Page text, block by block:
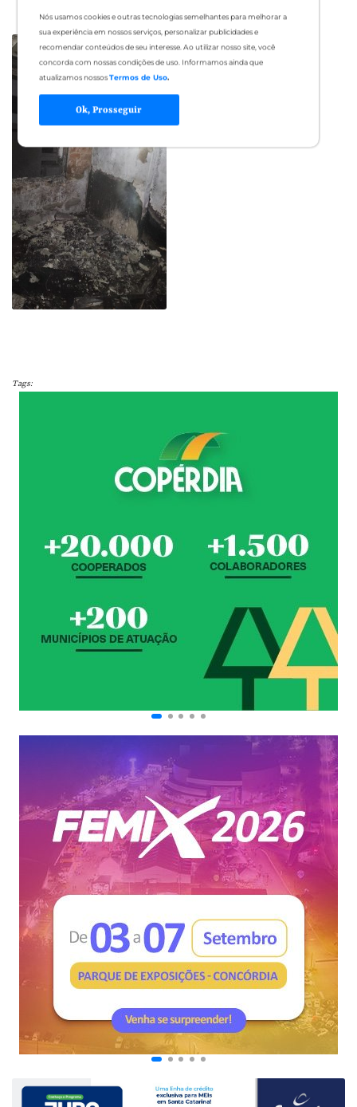
Nós usamos cookies e outras tecnologias semelhantes para melhorar a
sua experiência em nossos serviços, personalizar publicidades e
recomendar conteúdos de seu interesse. Ao utilizar nosso site, você
concorda com nossas condições de uso. Informamos ainda que
atualizamos nossosTermos de Uso.
Ok, Prosseguir
Bombeiros
Tags: